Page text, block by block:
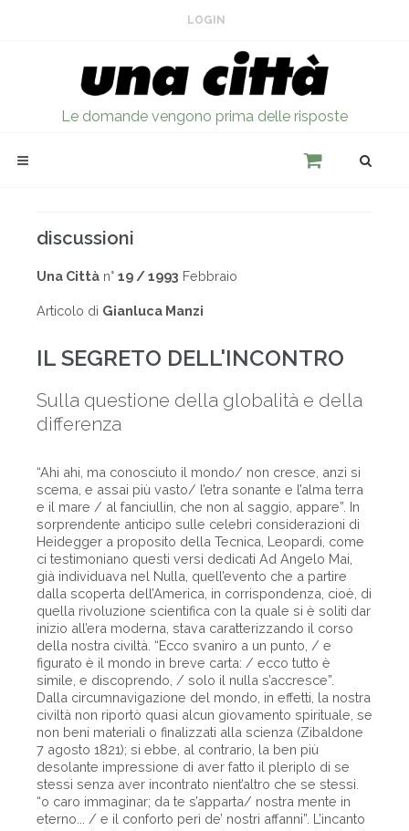
LOGIN
Le domande vengono prima delle risposte
discussioni
Una Città n° 19 / 1993 Febbraio
Articolo di Gianluca Manzi
IL SEGRETO DELL'INCONTRO
Sulla questione della globalità e della
differenza
“Ahi ahi, ma conosciuto il mondo/ non cresce, anzi si
scema, e assai più vasto/ l’etra sonante e l’alma terra
e il mare / al fanciullin, che non al saggio, appare”. In
sorprendente anticipo sulle celebri considerazioni di
Heidegger a proposito della Tecnica, Leopardi, come
ci testimoniano questi versi dedicati Ad Angelo Mai,
già individuava nel Nulla, quell’evento che a partire
dalla scoperta dell’America, in corrispondenza, cioè, di
quella rivoluzione scientifica con la quale si è soliti dar
inizio all’era moderna, stava caratterizzando il corso
della nostra civiltà. “Ecco svaniro a un punto, / e
figurato è il mondo in breve carta: / ecco tutto è
simile, e discoprendo, / solo il nulla s’accresce”.
Dalla circumnavigazione del mondo, in effetti, la nostra
civiltà non riportò quasi alcun giovamento spirituale, se
non beni materiali o finalizzati alla scienza (Zibaldone
7 agosto 1821); si ebbe, al contrario, la ben più
desolante impressione di aver fatto il pleriplo di se
stessi senza aver incontrato nient’altro che se stessi.
“o caro immaginar; da te s’apparta/ nostra mente in
eterno... / e il conforto perì de’ nostri affanni”. L’incanto